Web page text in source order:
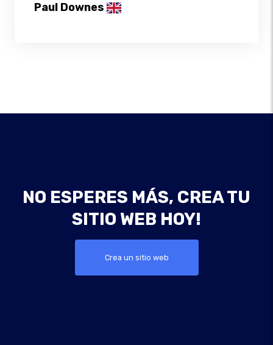
Paul Downes
NO ESPERES MÁS, CREA TU
SITIO WEB HOY!
Crea un sitio web